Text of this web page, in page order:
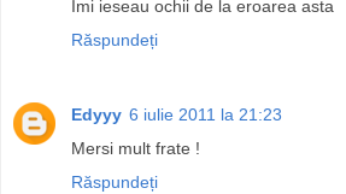
Imi ieseau ochii de la eroarea asta
Răspundeți
Edyyy 6 iulie 2011 la 21:23
Mersi mult frate !
Răspundeți